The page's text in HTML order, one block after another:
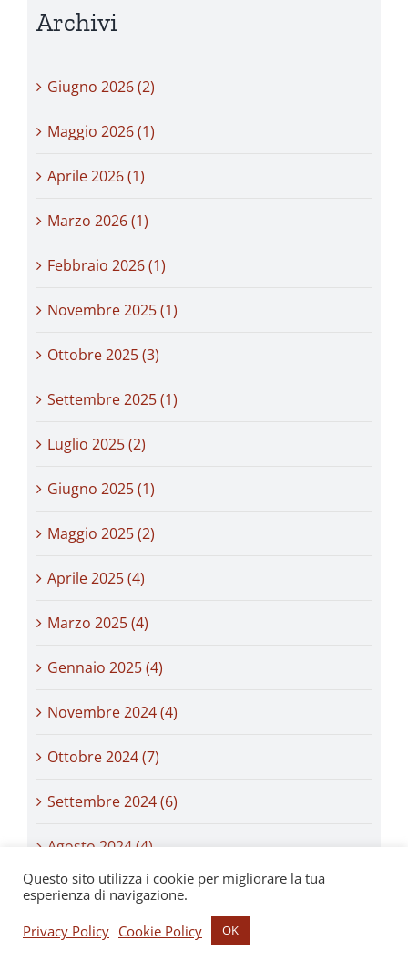
Archivi
Giugno 2026 (2)
Maggio 2026 (1)
Aprile 2026 (1)
Marzo 2026 (1)
Febbraio 2026 (1)
Novembre 2025 (1)
Ottobre 2025 (3)
Settembre 2025 (1)
Luglio 2025 (2)
Giugno 2025 (1)
Maggio 2025 (2)
Aprile 2025 (4)
Marzo 2025 (4)
Gennaio 2025 (4)
Novembre 2024 (4)
Ottobre 2024 (7)
Settembre 2024 (6)
Agosto 2024 (4)
Luglio 2024 (4)
Giugno 2024 (1)
Questo sito utilizza i cookie per migliorare la tua
esperienza di navigazione.
Privacy Policy Cookie Policy OK